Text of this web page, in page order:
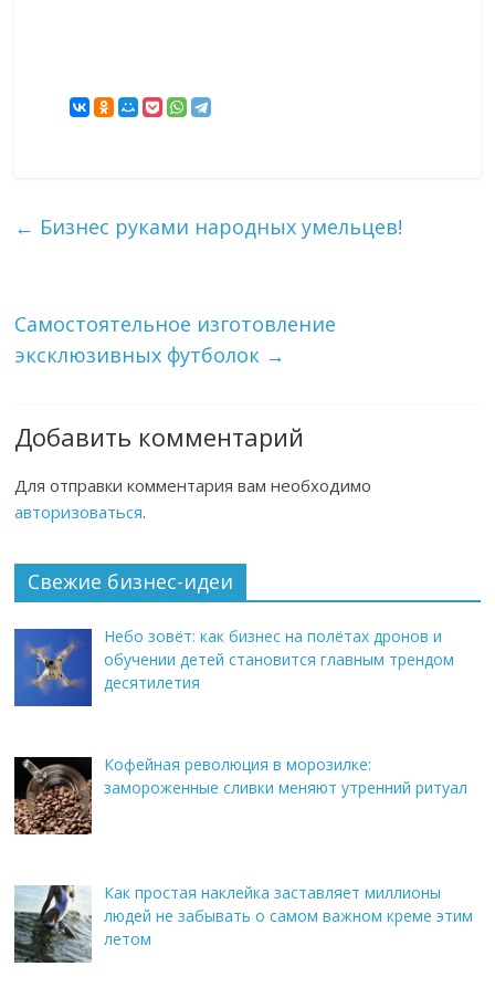
← Бизнес руками народных умельцев!
Самостоятельное изготовление
эксклюзивных футболок →
Добавить комментарий
Для отправки комментария вам необходимо
авторизоваться.
Свежие бизнес-идеи
Небо зовёт: как бизнес на полётах дронов и
обучении детей становится главным трендом
десятилетия
Кофейная революция в морозилке:
замороженные сливки меняют утренний ритуал
Как простая наклейка заставляет миллионы
людей не забывать о самом важном креме этим
летом